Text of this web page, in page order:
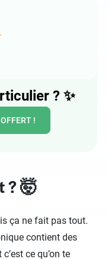
? ✨
!
? 🤯
ça ne fait pas tout.
contient des
ce qu’on te